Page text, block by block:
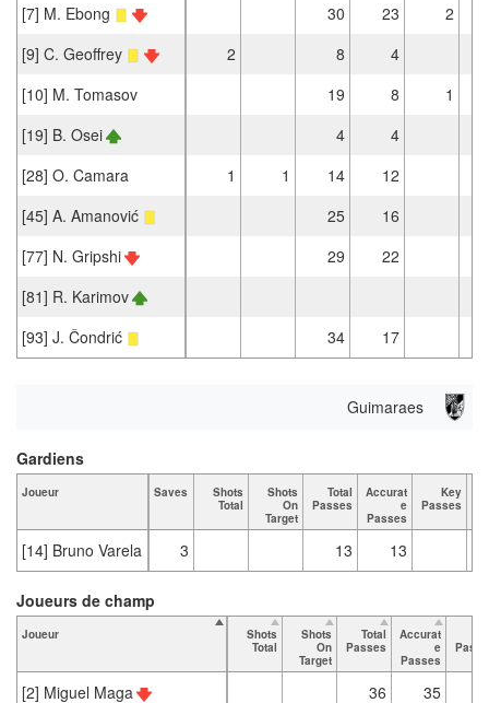
[7] M. Ebong
30 23
2
[9] C. Geoffrey
2 8
4
[10] M. Tomasov
19 8
1
[19] B. Osei
4
4
[28] O. Camara
1 1 14
12
[45] A. Amanović
25
16
[77] N. Gripshi
29
22
[81] R. Karimov
[93] J. Čondrić
34 17
Guimaraes
Joueur Saves
Shots
Total
Shots
On
Target
Total
Passes
Accurat
e
Passes
Key
Passes
[14] Bruno Varela 3 13 13
Gardiens
Joueur
Shots
Total
Shots
On
Target
Total
Passes
Accurat
e
Passes
[2] Miguel Maga 36 35
Joueurs de champ